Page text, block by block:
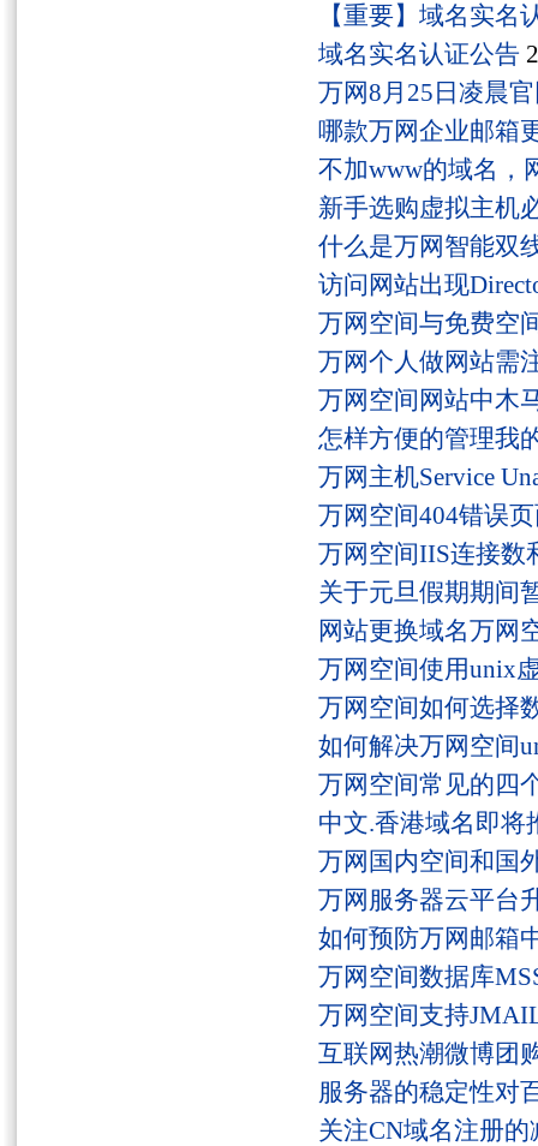
【重要】域名实名
域名实名认证公告
万网8月25日凌晨
哪款万网企业邮箱
不加www的域名，
新手选购虚拟主机
什么是万网智能双
访问网站出现
万网空间与免费空
万网个人做网站需
万网空间网站中木
怎样方便的管理我
万网主机Service
万网空间404错误
万网空间IIS连接数
关于元旦假期期间
网站更换域名万网
万网空间使用unix
万网空间如何选择
如何解决万网空间
万网空间常见的四
中文.香港域名即将
万网国内空间和国
万网服务器云平台
如何预防万网邮箱
万网空间数据库
万网空间支持
互联网热潮微博团
服务器的稳定性对
关注CN域名注册